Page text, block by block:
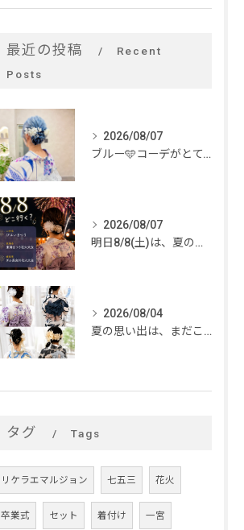
最近の投稿
Recent
Posts
2026/08/07
ブルー🩵コーデがとてもお似合いでした✨
2026/08/07
明日8/8(土)は、夏のイベントがいっぱい🎆
2026/08/04
夏の思い出は、まだこれから。
タグ Tags
リケラエマルジョン 七五三 花火
卒業式 セット 着付け 一宮